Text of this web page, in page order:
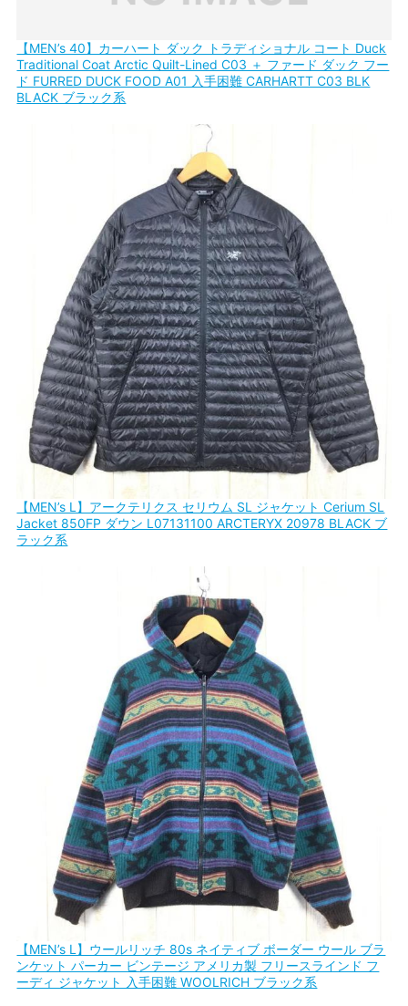
【MEN’s 40】カーハート ダック トラディショナル コート Duck
Traditional Coat Arctic Quilt-Lined C03 ＋ ファード ダック フー
ド FURRED DUCK FOOD A01 入手困難 CARHARTT C03 BLK
BLACK ブラック系
【MEN’s L】アークテリクス セリウム SL ジャケット Cerium SL
Jacket 850FP ダウン L07131100 ARCTERYX 20978 BLACK ブ
ラック系
【MEN’s L】ウールリッチ 80s ネイティブ ボーダー ウール ブラ
ンケット パーカー ビンテージ アメリカ製 フリースラインド フ
ーディ ジャケット 入手困難 WOOLRICH ブラック系